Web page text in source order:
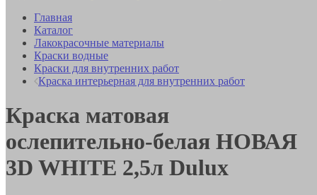
Главная
Каталог
Лакокрасочные материалы
Краски водные
Краски для внутренних работ
Краска интерьерная для внутренних работ
Краска матовая
ослепительно-белая НОВАЯ
3D WHITE 2,5л Dulux